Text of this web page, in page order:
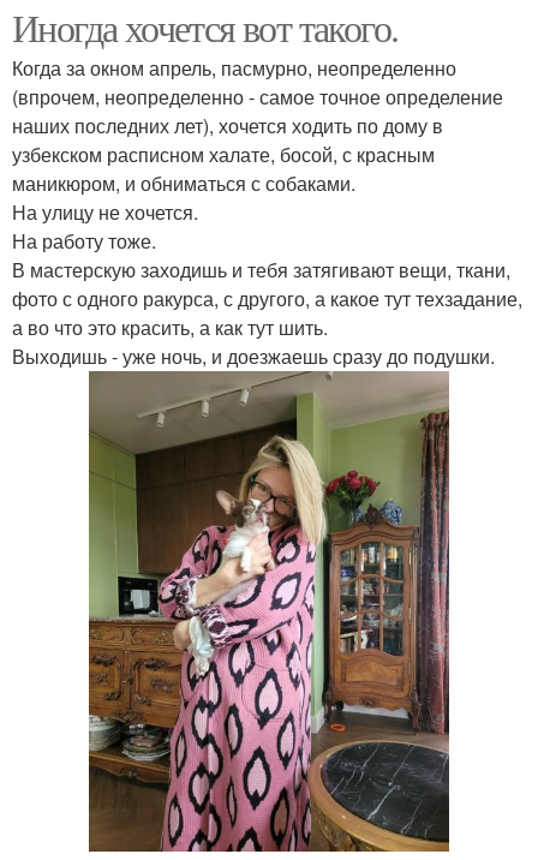
Иногда хочется вот такого.
Когда за окном апрель, пасмурно, неопределенно
(впрочем, неопределенно - самое точное определение
наших последних лет), хочется ходить по дому в
узбекском расписном халате, босой, с красным
маникюром, и обниматься с собаками.
На улицу не хочется.
На работу тоже.
В мастерскую заходишь и тебя затягивают вещи, ткани,
фото с одного ракурса, с другого, а какое тут техзадание,
а во что это красить, а как тут шить.
Выходишь - уже ночь, и доезжаешь сразу до подушки.